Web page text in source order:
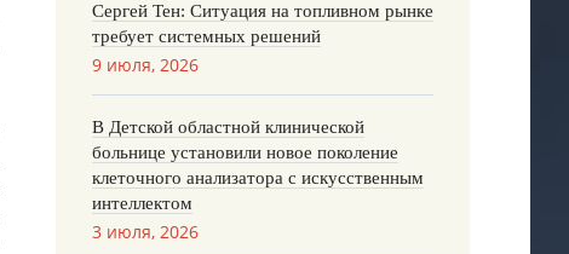
Сергей Тен: Ситуация на топливном рынке
требует системных решений
9 июля, 2026
В Детской областной клинической
больнице установили новое поколение
клеточного анализатора с искусственным
интеллектом
3 июля, 2026